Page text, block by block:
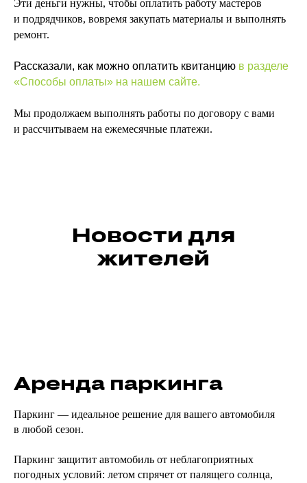
Эти деньги нужны, чтобы оплатить работу мастеров
и подрядчиков, вовремя закупать материалы и выполнять
ремонт.
Рассказали, как можно оплатить квитанцию в разделе
«Способы оплаты» на нашем сайте.
Мы продолжаем выполнять работы по договору с вами
и рассчитываем на ежемесячные платежи.
Новости для
жителей
Аренда паркинга
Паркинг — идеальное решение для вашего автомобиля
в любой сезон.
Паркинг защитит автомобиль от неблагоприятных
погодных условий: летом спрячет от палящего солнца,